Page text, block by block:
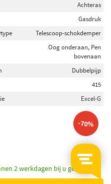
Achteras
Gasdruk
Telescoop-schokdemper
Oog onderaan, Pen
bovenaan
Dubbelpijp
415
Excel-G
-70%
2 werkdagen bij u geleverd.